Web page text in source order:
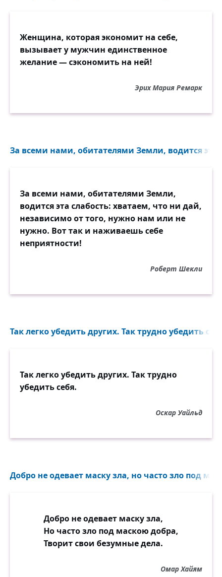
Женщина, которая экономит на себе,
вызывает у мужчин единственное
желание — сэкономить на ней!
Эрих Мария Ремарк
За всеми нами, обитателями Земли, водится эта
За всеми нами, обитателями Земли,
водится эта слабость: хватаем, что ни дай,
независимо от того, нужно нам или не
нужно. Вот так и наживаешь себе
неприятности!
Роберт Шекли
Так легко убедить других. Так трудно убедить
Так легко убедить других. Так трудно
убедить себя.
Оскар Уайльд
Добро не одевает маску зла, но часто зло под
Добро не одевает маску зла,
Но часто зло под маскою добра,
Творит свои безумные дела.
Омар Хайям